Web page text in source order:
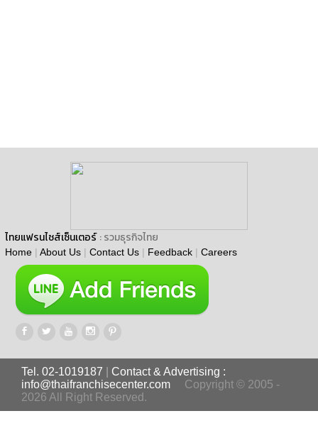
ไทยแฟรนไชส์เซ็นเตอร์ : รวมธุรกิจไทย
Home | About Us | Contact Us | Feedback | Careers
Tel. 02-1019187
Contact & Advertising :
info@thaifranchisecenter.com
Copyright © 2005 -
2026 All Right Reserved.